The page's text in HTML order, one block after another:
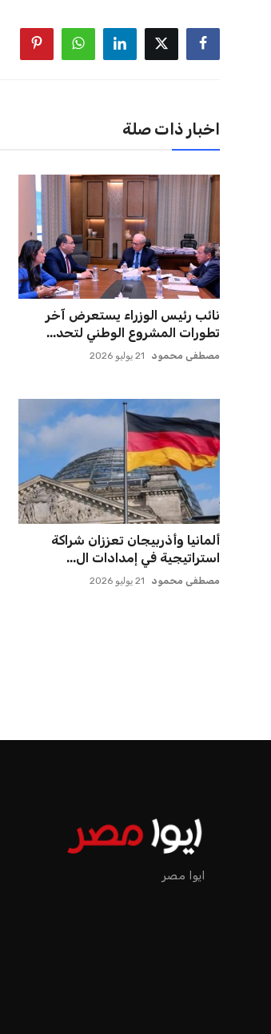
اخبار ذات صلة
مصر تنطلق في رحلة أمم إفريقيا
بقيادة حسام حسن في أول تح...
عمر إبراهيم 21 يوليو 2026
مورينيو يتخذ قراراً حاسماً بشأن
مستقبل جونزالو جارسيا ف...
عمر إبراهيم 21 يوليو 2026
ايوا مصر